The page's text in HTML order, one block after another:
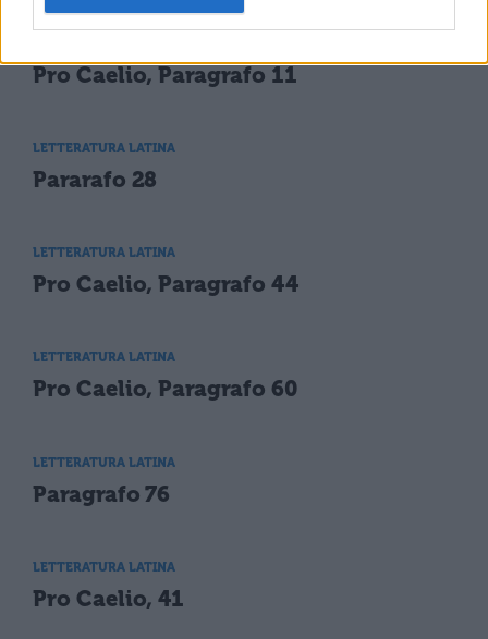
Pro Caelio, Paragrafo 11
LETTERATURA LATINA
Pararafo 28
LETTERATURA LATINA
Pro Caelio, Paragrafo 44
LETTERATURA LATINA
Pro Caelio, Paragrafo 60
LETTERATURA LATINA
Paragrafo 76
LETTERATURA LATINA
Pro Caelio, 41